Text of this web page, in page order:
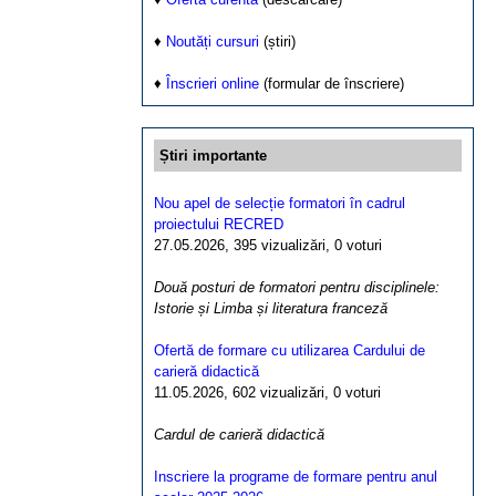
♦ Noutăți cursuri (știri)
♦ Înscrieri online (formular de înscriere)
Știri importante
Nou apel de selecție formatori în cadrul
proiectului RECRED
27.05.2026, 395 vizualizări, 0 voturi
Două posturi de formatori pentru disciplinele:
Istorie și Limba și literatura franceză
Ofertă de formare cu utilizarea Cardului de
carieră didactică
11.05.2026, 602 vizualizări, 0 voturi
Cardul de carieră didactică
Inscriere la programe de formare pentru anul